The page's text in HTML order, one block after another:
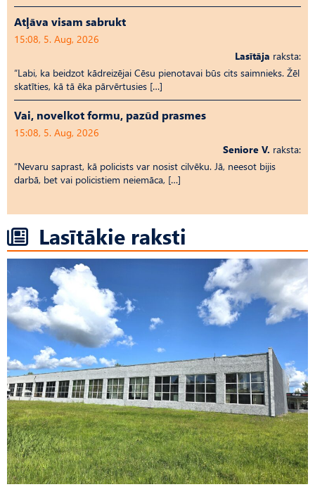
Atļāva visam sabrukt
15:08, 5. Aug, 2026
Lasītāja raksta:
“Labi, ka beidzot kādreizējai Cēsu pienotavai būs cits saimnieks. Žēl
skatīties, kā tā ēka pārvērtusies […]
Vai, novelkot formu, pazūd prasmes
15:08, 5. Aug, 2026
Seniore V. raksta:
“Nevaru saprast, kā policists var nosist cilvēku. Jā, neesot bijis
darbā, bet vai policistiem neiemāca, […]
Lasītākie raksti